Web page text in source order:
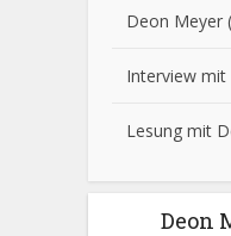
Deon Meyer
Interview
Lesung mit
Deon